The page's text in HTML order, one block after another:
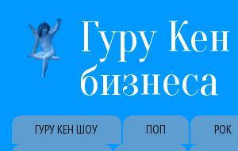
Гуру
бизнеса
Primary links
ГУРУ КЕН ШОУ ПОП РОК